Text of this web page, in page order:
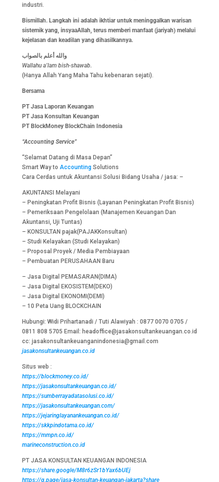
industri.
Bismillah. Langkah ini adalah ikhtiar untuk meninggalkan warisan
sistemik yang, insyaaAllah, terus memberi manfaat (jariyah) melalui
kejelasan dan keadilan yang dihasilkannya.
والله أعلم بالصواب
Wallahu a’lam bish-shawab.
(Hanya Allah Yang Maha Tahu kebenaran sejati).
Bersama
PT Jasa Laporan Keuangan
PT Jasa Konsultan Keuangan
PT BlockMoney BlockChain Indonesia
“Accounting Service”
“Selamat Datang di Masa Depan”
Smart Way to AccountingSolutions
Cara Cerdas untuk Akuntansi Solusi Bidang Usaha / jasa: –
AKUNTANSI Melayani
– Peningkatan Profit Bisnis (Layanan Peningkatan Profit Bisnis)
– Pemeriksaan Pengelolaan (Manajemen Keuangan Dan
Akuntansi, Uji Tuntas)
– KONSULTAN pajak(PAJAKKonsultan)
– Studi Kelayakan (Studi Kelayakan)
– Proposal Proyek / Media Pembiayaan
– Pembuatan PERUSAHAAN Baru
– Jasa Digital PEMASARAN(DIMA)
– Jasa Digital EKOSISTEM(DEKO)
– Jasa Digital EKONOMI(DEMI)
– 10 Peta Uang BLOCKCHAIN
Hubungi: Widi Prihartanadi / Tuti Alawiyah : 0877 0070 0705 /
0811 808 5705 Email: headoffice@jasakonsultankeuangan.co.id
cc: jasakonsultankeuanganindonesia@gmail.com
jasakonsultankeuangan.co.id
Situs web :
https://blockmoney.co.id/
https://jasakonsultankeuangan.co.id/
https://sumberrayadatasolusi.co.id/
https://jasakonsultankeuangan.com/
https://jejaringlayanankeuangan.co.id/
https://skkpindotama.co.id/
https://mmpn.co.id/
marineconstruction.co.id
PT JASA KONSULTAN KEUANGAN INDONESIA
https://share.google/M8r6zSr1bYax6bUEj
https://g.page/jasa-konsultan-keuangan-jakarta?share